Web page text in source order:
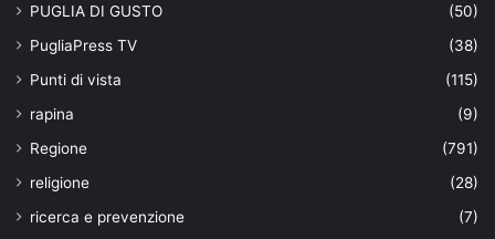
PUGLIA DI GUSTO
(50)
PugliaPress TV
(38)
Punti di vista
(115)
rapina
(9)
Regione
(791)
religione
(28)
ricerca e prevenzione
(7)